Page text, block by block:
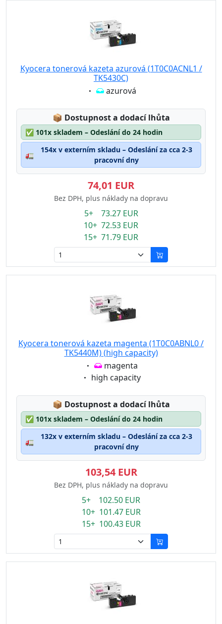
Kyocera tonerová kazeta azurová (1T0C0ACNL1 /
TK5430C)
Eigenschaft:
azurová
📦 Lagerstatus:
Dostupnost a dodací lhůta
✅ 101x skladem – Odeslání do 24 hodin
🚛
154x v externím skladu – Odeslání za cca 2-3
pracovní dny
74,01 EUR
Bez DPH, plus náklady na dopravu
5+ 73.27 EUR
10+ 72.53 EUR
15+ 71.79 EUR
Kyocera tonerová kazeta magenta (1T0C0ABNL0 /
TK5440M) (high capacity)
Eigenschaft:
magenta
Eigenschaft:
high capacity
📦 Lagerstatus:
Dostupnost a dodací lhůta
✅ 101x skladem – Odeslání do 24 hodin
🚛
132x v externím skladu – Odeslání za cca 2-3
pracovní dny
103,54 EUR
Bez DPH, plus náklady na dopravu
5+ 102.50 EUR
10+ 101.47 EUR
15+ 100.43 EUR